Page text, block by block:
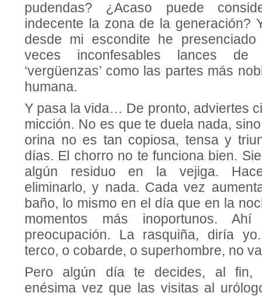
pudendas? ¿Acaso puede
indecente la zona de la generación?
desde mi escondite he
veces inconfesables lances
‘vergüenzas’ como las partes más
humana.
Y pasa la vida… De pronto, adviertes
micción. No es que te duela nada,
orina no es tan copiosa, tensa y
días. El chorro no te funciona bien.
algún residuo en la vejiga.
eliminarlo, y nada. Cada vez
baño, lo mismo en el día que en la
momentos más inoportunos.
preocupación. La rasquiña, diría
terco, o cobarde, o superhombre, no
Pero algún día te decides, al fin,
enésima vez que las visitas al